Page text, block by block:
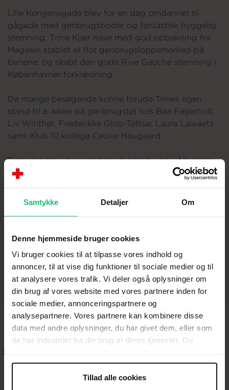
Samtykke Detaljer Om
Denne hjemmeside bruger cookies
Vi bruger cookies til at tilpasse vores indhold og
annoncer, til at vise dig funktioner til sociale medier og til
at analysere vores trafik. Vi deler også oplysninger om
din brug af vores website med vores partnere inden for
sociale medier, annonceringspartnere og
analysepartnere. Vores partnere kan kombinere disse
data med andre oplysninger, du har givet dem, eller som
de har indsamlet fra din brug af deres tjenester. Du
anvende vores hjemmeside.
Tillad alle cookies
Lille Kongensgade blev for en dag omdannet til
gågade med genbrugsboder og fantastisk hyggelig
stemning. Trine Kjær have med god opbakning fra
Magasin stablet et flot genbrugsloppemarked på
benene, og skabt den gode Rive Gauche stemning i
Københavner forklædning.
De mange besøgende kunne forude Trines egen
stand bl.a. kikke på genbrugstøj hos Bea Fagerholt,
Liv Winther, Frederikke Glob-Toftsø, Laura Lawaetz
samt Klub 10 kollega Cecilie Haugaard.
Desuden blev der solgt produkter fra bl.a. Magasin
du Nord Collection, Cozy, karmameju, Vitamin well til
100.000 kr. til Røde Kors.
I alt indsamlede Trine Kjær 318.000 kr. som klub 10
Se hele holdet i klub 10,
21/22